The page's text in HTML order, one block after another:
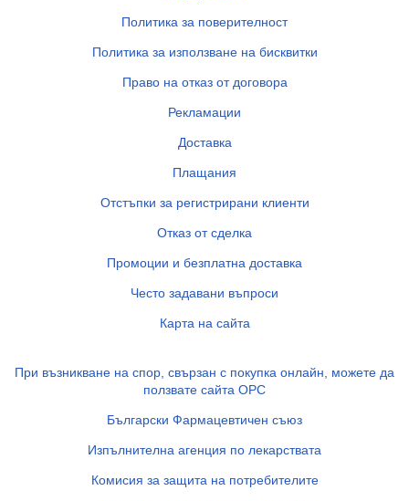
Политика за поверителност
Политика за използване на бисквитки
Право на отказ от договора
Рекламации
Доставка
Плащания
Отстъпки за регистрирани клиенти
Отказ от сделка
Промоции и безплатна доставка
Често задавани въпроси
Карта на сайта
При възникване на спор, свързан с покупка онлайн, можете да
ползвате сайта ОРС
Български Фармацевтичен съюз
Изпълнителна агенция по лекарствата
Комисия за защита на потребителите